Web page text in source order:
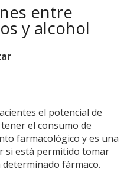
entre
y alcohol
el potencial de
el consumo de
farmacológico y es una
si está permitido tomar
fármaco.